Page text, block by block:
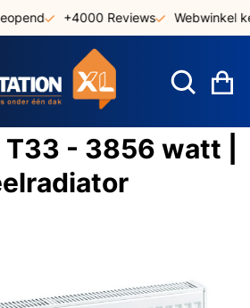
+4000 Reviews Webwinkel
- 3856 watt |